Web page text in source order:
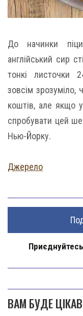
До начинки
англійський сир
тонкі листочки
зовсім зрозуміло,
коштів, але якщо
спробувати цей
Нью-Йорку.
Джерело
ВАМ БУДЕ